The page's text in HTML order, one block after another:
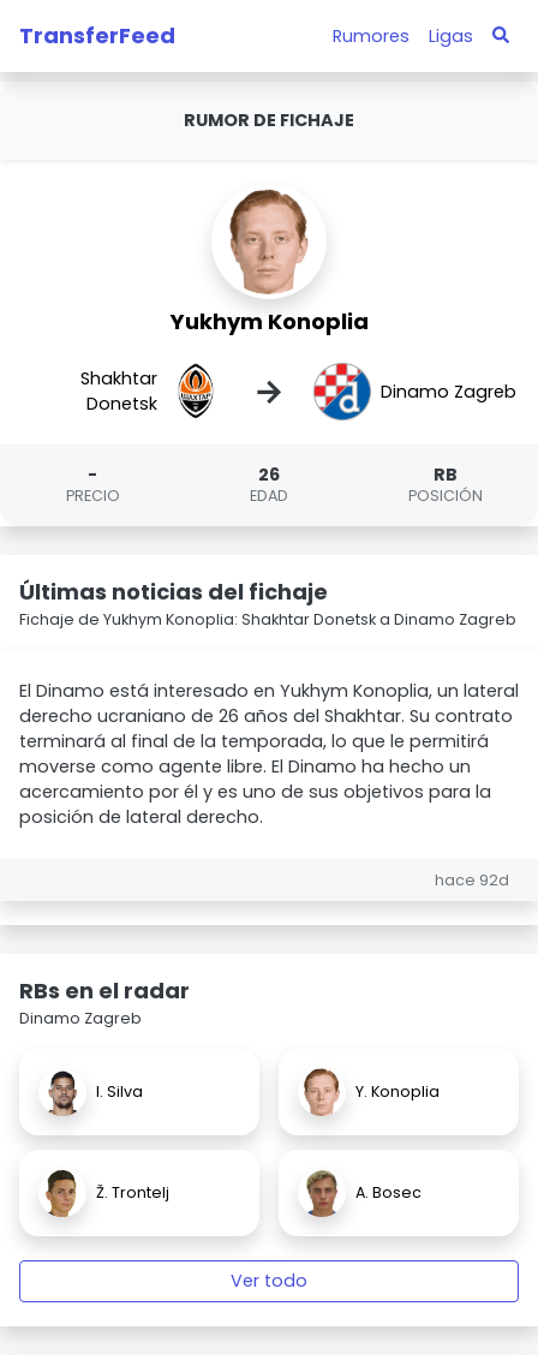
TransferFeed Rumores Ligas
RUMOR DE FICHAJE
Yukhym Konoplia
Shakhtar
Donetsk
→ Dinamo Zagreb
-
PRECIO
26
EDAD
RB
POSICIÓN
Últimas noticias del fichaje
Fichaje de Yukhym Konoplia: Shakhtar Donetsk a Dinamo Zagreb
El Dinamo está interesado en Yukhym Konoplia, un lateral
derecho ucraniano de 26 años del Shakhtar. Su contrato
terminará al final de la temporada, lo que le permitirá
moverse como agente libre. El Dinamo ha hecho un
acercamiento por él y es uno de sus objetivos para la
posición de lateral derecho.
hace 92d
RBs en el radar
Dinamo Zagreb
I. Silva Y. Konoplia
Ž. Trontelj A. Bosec
Ver todo